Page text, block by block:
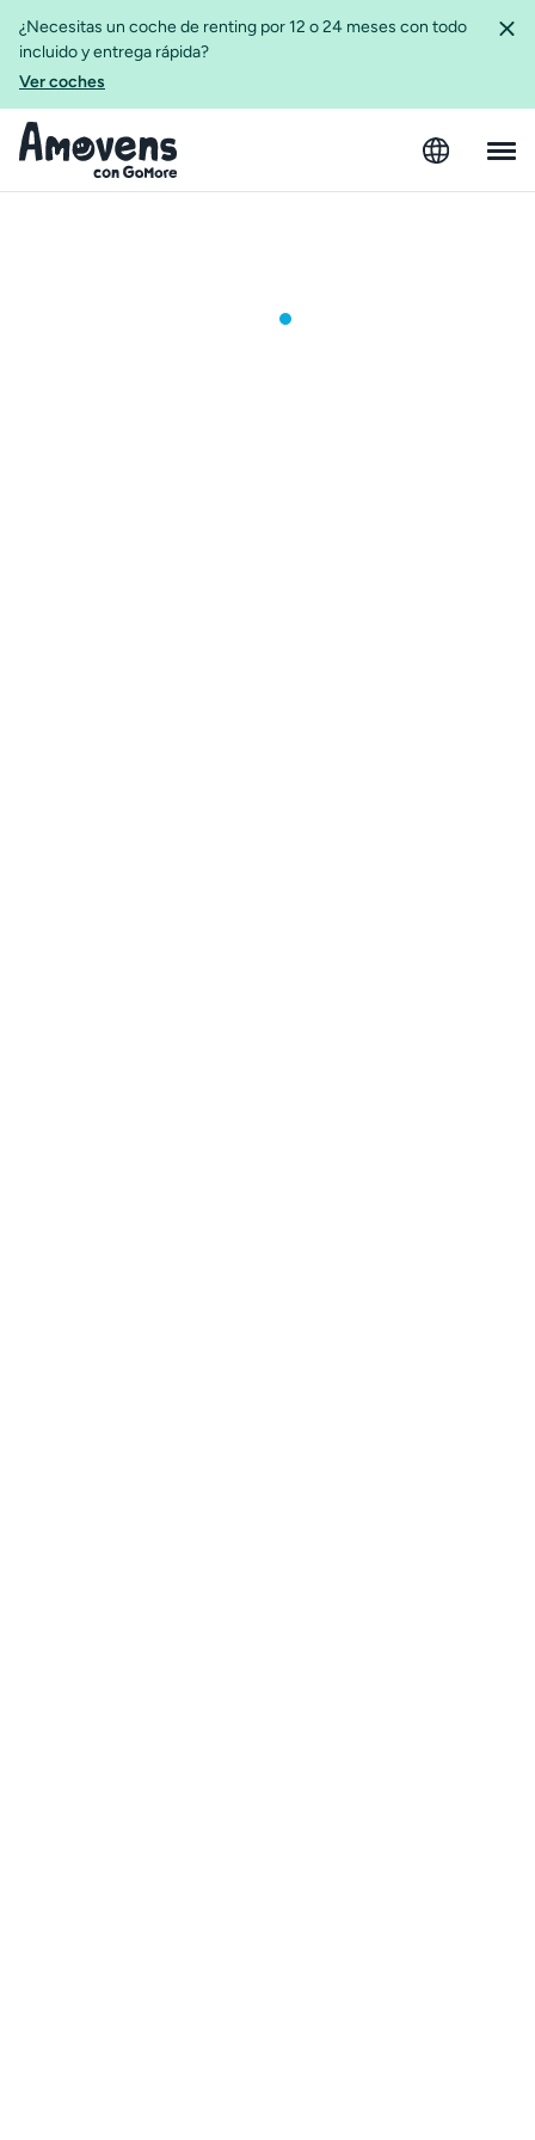
¿Necesitas un coche de renting por 12 o 24 meses con todo
incluido y entrega rápida?
Ver coches